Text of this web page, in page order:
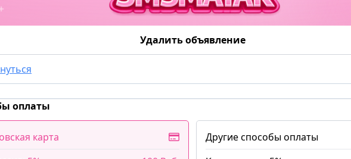
Удалить объявление
оплаты
карта
Другие способы оплаты